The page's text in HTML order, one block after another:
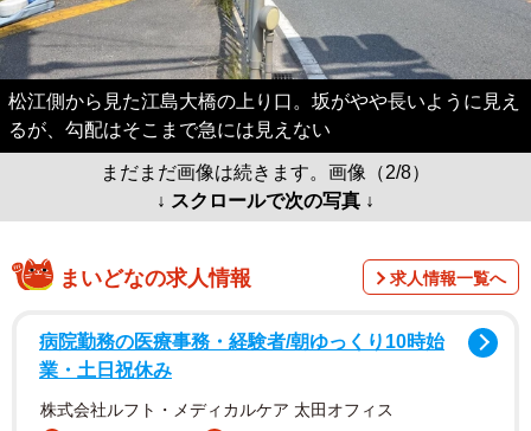
松江側から見た江島大橋の上り口。坂がやや長いように見え
るが、勾配はそこまで急には見えない
まだまだ画像は続きます。画像（2/8）
↓ スクロールで次の写真 ↓
まいどなの求人情報 求人情報一覧へ
病院勤務の医療事務・経験者/朝ゆっくり10時始
業・土日祝休み
株式会社ルフト・メディカルケア 太田オフィス